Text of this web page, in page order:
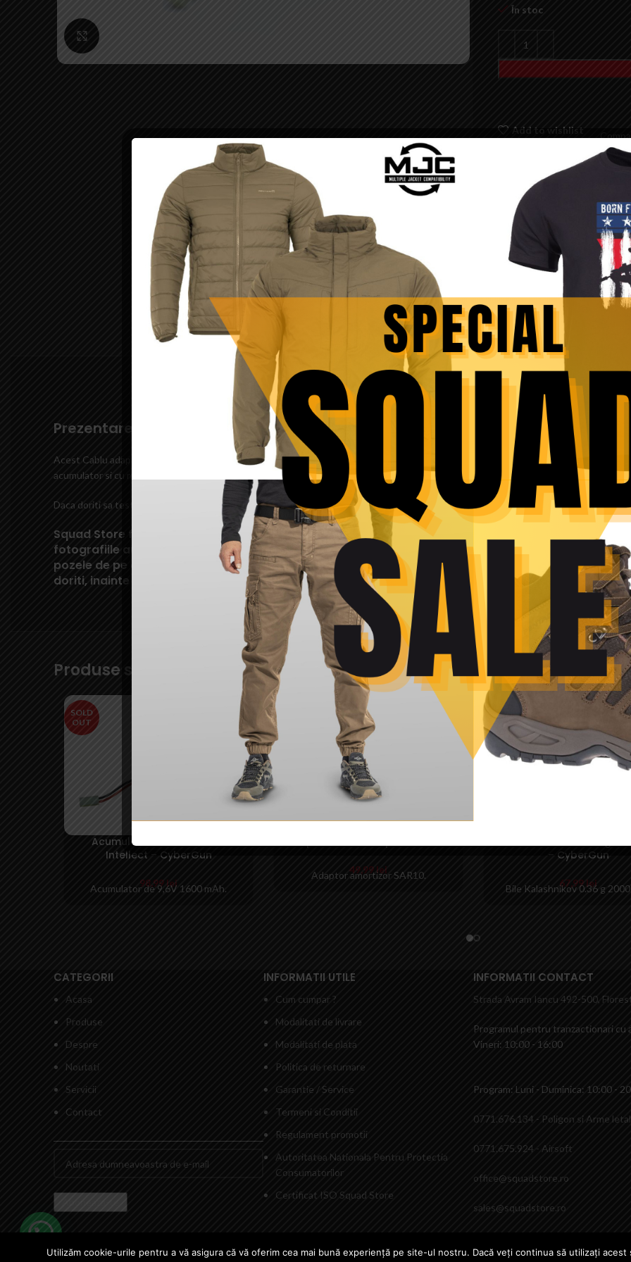
În stoc
Add to wishlist
SQ-1022
Categorii:
schimb/Upgrade
Piese si
Etichete:
,
acumulator - CyberGun,
acumulator replica airsoft
Save
DESCRIERE INFORMAȚII SUPLIMENTARE RECENZII (0)
Prezentare Cablu adaptor acumulator – CyberGun
Acest Cablu adaptor acumulator – CyberGun este folosit pentru cuplarea bateriilor cu mufe de alimentare de tip Tamiya la armele
acumulator si cu mufa mica mama pentru replica. Cablul adaptator pentru acumulatoare airsoft are lipiturile mufelor si izolatiile de
Daca doriti sa testati diverse produse din gamaSquad Store , va asteptam cu drag in magazinul nostru din Cluj.
Squad Store face eforturi permanente pentru a actualiza constant informatiile din aceasta
fotografiile au caracter informativ si pot contine accesorii neincluse in pachetele standard;
pozele de pe acest site; unele specificatii sau pretul, pot fi modificate de catre producator fara
doriti, inainte de a achizitiona un produs puteti cere informatii de actualitate si exacte despre
Produse similare
SOLD
OUT
Acumulator NiMH 9.6/1600
Intellect – CyberGun
98,99 lei
Acumulator de 9,6V 1600 mAh.
49,99 lei
Adaptor amortizor SAR10.
SOLD
OUT
– CyberGun
67,99 lei
Bile Kalashnikov 0.36 g
CATEGORII
Acasa
Produse
Despre
Noutati
Servicii
Contact
INFORMATII UTILE
Cum cumpar ?
Modalitati de livrare
Modalitati de plata
Politica de returnare
Garantie / Service
Termeni si Conditii
Regulament promotii
Autoritatea Nationala Pentru Protectia
Consumatorilor
Certificat ISO Squad Store
INFORMATII CONTACT
Strada Avram Iancu 492-500,
Programul pentru tranzactionari cu
Vineri: 10:00 - 16:00
Program: Luni - Duminica: 10:00 -
0771.676.134 - Poligon si Arme
0771.675.924 - Airsoft
office@squadstore.ro
sales@squadstore.ro
Copyright © 2024 Squad Store Professional Airsoft - Magazin Arme Airsoft - Livrare din stoc
Utilizăm cookie-urile pentru a vă asigura că vă oferim cea mai bună experiență pe site-ul nostru. Dacă veți continua să utilizați